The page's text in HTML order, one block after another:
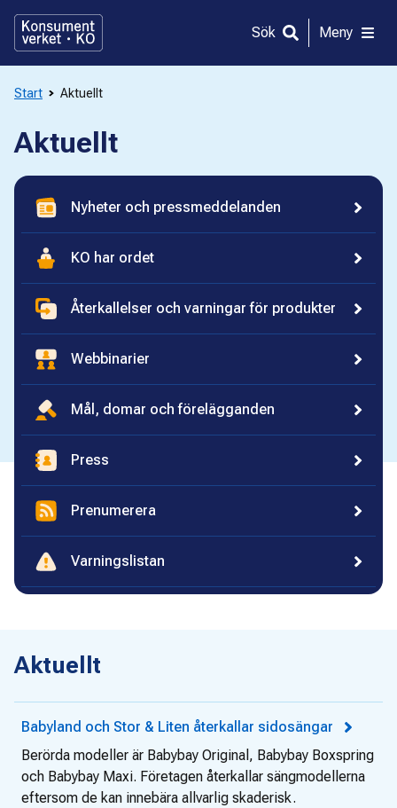
direkt
innehållet
Sök Meny
Start Aktuellt
Aktuellt
Nyheter och pressmeddelanden
KO har ordet
Återkallelser och varningar för produkter
Webbinarier
Mål, domar och förelägganden
Press
Prenumerera
Varningslistan
Aktuellt
Babyland och Stor & Liten återkallar sidosängar
Berörda modeller är Babybay Original, Babybay Boxspring
och Babybay Maxi. Företagen återkallar sängmodellerna
eftersom de kan innebära allvarlig skaderisk.